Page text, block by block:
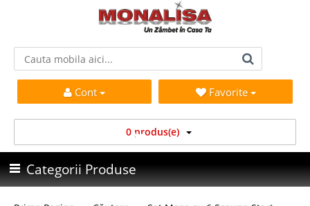
Cont Favorite
0 produs(e)
Categorii Produse